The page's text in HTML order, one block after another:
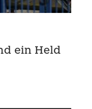
ein Held